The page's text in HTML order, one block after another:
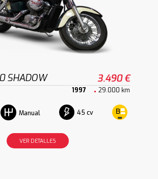
SHADOW 3.490 €
1997 29.000 km
Manual 45 cv
VER DETALLES